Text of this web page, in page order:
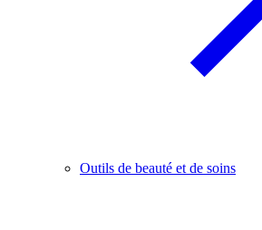
Outils de beauté et de soins